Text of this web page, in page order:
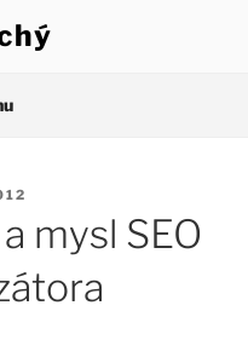
mysl SEO